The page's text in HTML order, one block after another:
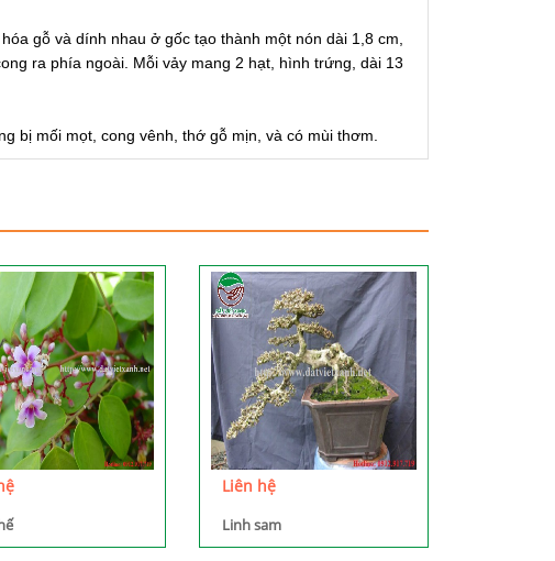
gỗ và dính nhau ở gốc tạo thành một nón dài 1,8 cm,
ra phía ngoài. Mỗi vảy mang 2 hạt, hình trứng, dài 13
bị mối mọt, cong vênh, thớ gỗ mịn, và có mùi thơm.
Liên hệ
Linh sam